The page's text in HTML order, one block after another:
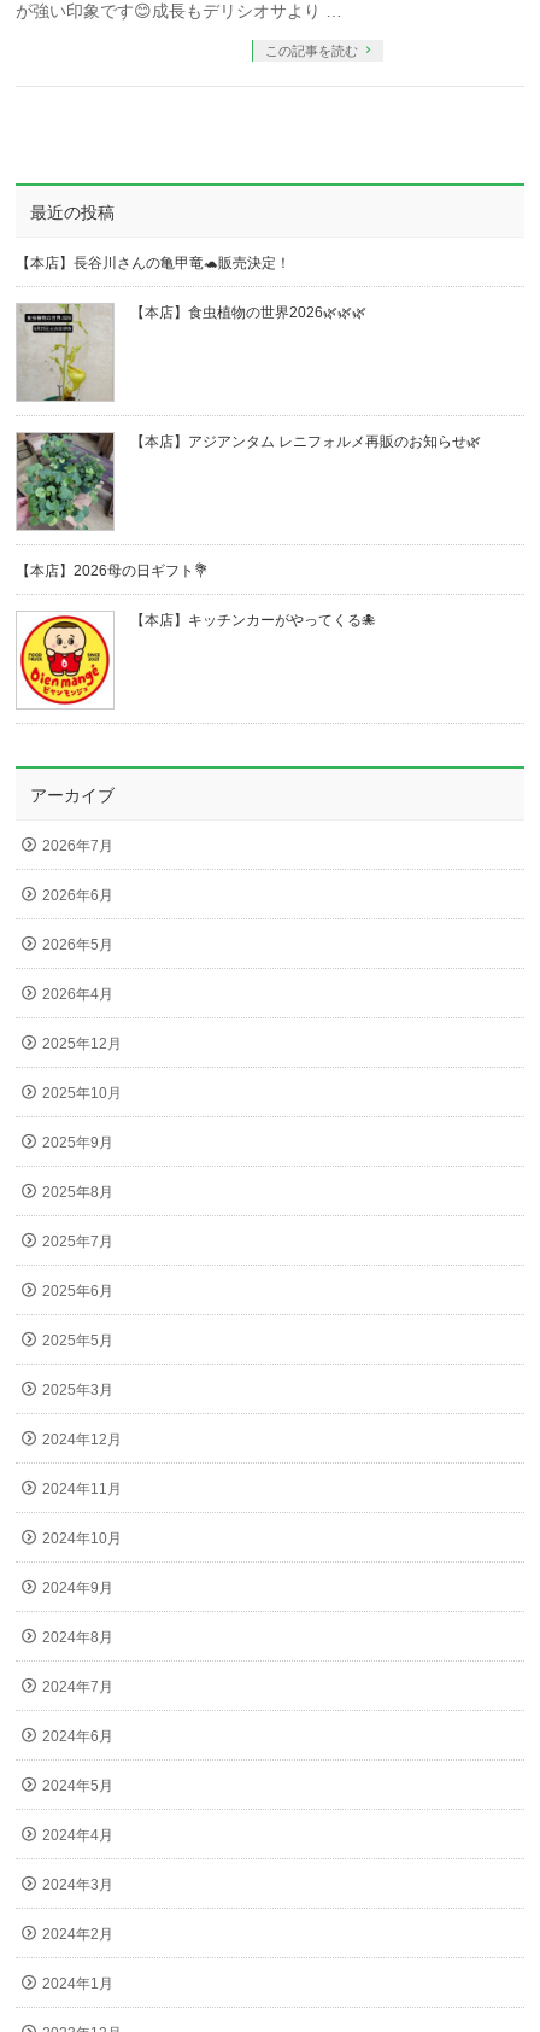
が強い印象です😊⁡成長もデリシオサより …
この記事を読む
最近の投稿
【本店】長谷川さんの亀甲竜🐢販売決定！
【本店】食虫植物の世界2026🌿🌿🌿
【本店】アジアンタム レニフォルメ再販のお知らせ🌿
【本店】2026母の日ギフト💐
【本店】キッチンカーがやってくる🐙
アーカイブ
2026年7月
2026年6月
2026年5月
2026年4月
2025年12月
2025年10月
2025年9月
2025年8月
2025年7月
2025年6月
2025年5月
2025年3月
2024年12月
2024年11月
2024年10月
2024年9月
2024年8月
2024年7月
2024年6月
2024年5月
2024年4月
2024年3月
2024年2月
2024年1月